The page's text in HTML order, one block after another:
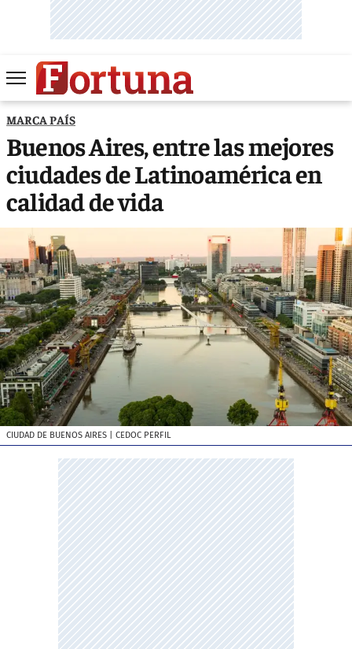
MARCA PAÍS
Buenos Aires, entre las mejores
ciudades de Latinoamérica en
calidad de vida
CIUDAD DE BUENOS AIRES | CEDOC PERFIL